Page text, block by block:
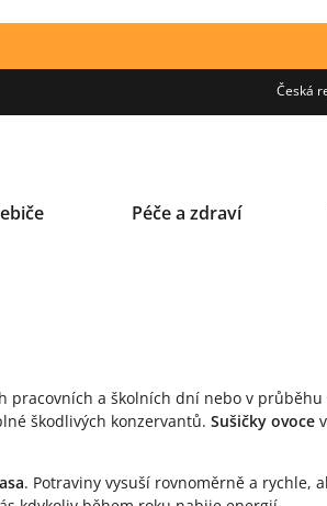
Česká
Péče a zdraví
pracovních a školních dní nebo v
škodlivých konzervantů. Sušičky ovoce
. Potraviny vysuší rovnoměrně a rychle,